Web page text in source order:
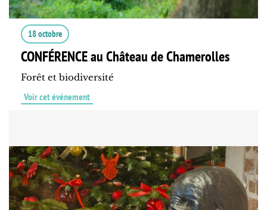
18 octobre
CONFÉRENCE au Château de Chamerolles
Forêt et biodiversité
Voir cet événement